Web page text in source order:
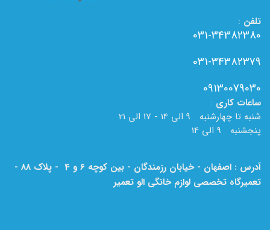
تلفن :
031-34382380
031-34382379
09130079030
ساعات کاری :
شنبه تا چهارشنبه 9 الی 14 - 17 الی 21
پنجشنبه 9 الی 14
آدرس : اصفهان - خیابان رزمندگان - بین کوچه 6 و 4 - پلاک 88 -
تعمیرگاه تخصصی لوازم خانگی الو تعمیر